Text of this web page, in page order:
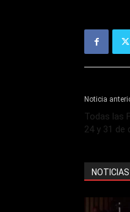
Noticia
Todas las
24 y 31 de